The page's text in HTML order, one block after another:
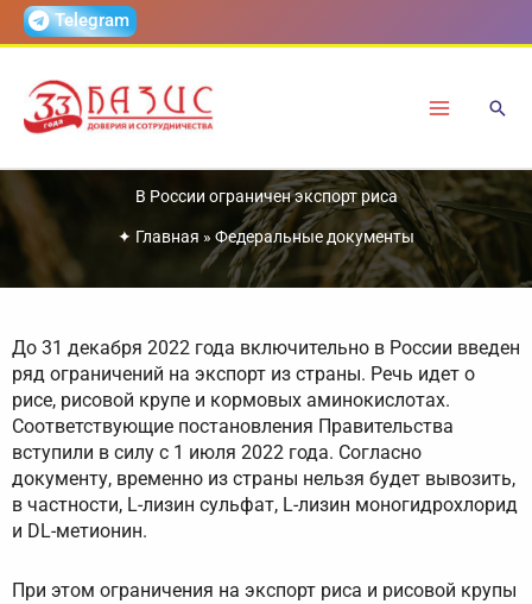
ПерейтиTelegram
В России ограничен экспорт риса
✦ Главная » Федеральные документы
До 31 декабря 2022 года включительно в России введен
ряд ограничений на экспорт из страны. Речь идет о
рисе, рисовой крупе и кормовых аминокислотах.
Соответствующие постановления Правительства
вступили в силу с 1 июля 2022 года. Согласно
документу, временно из страны нельзя будет вывозить,
в частности, L-лизин сульфат, L-лизин моногидрохлорид
и DL-метионин.
При этом ограничения на экспорт риса и рисовой крупы